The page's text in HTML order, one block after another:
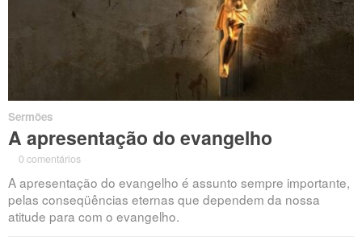
Sermões
A apresentação do evangelho
0 comentários
A apresentação do evangelho é assunto sempre importante,
pelas conseqüências eternas que dependem da nossa
atitude para com o evangelho.